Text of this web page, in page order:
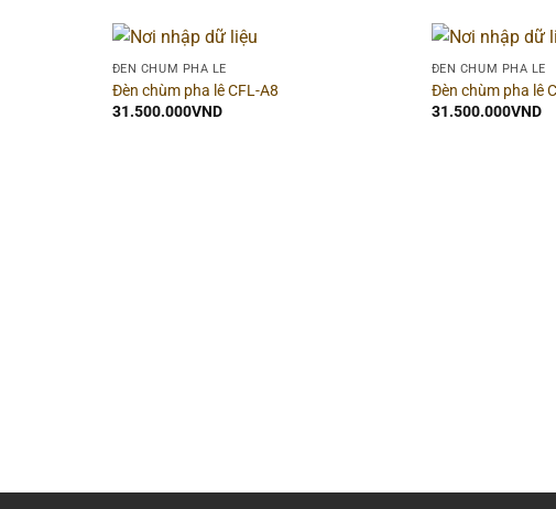
ĐÈN CHÙM PHA LÊ
Đèn chùm pha lê CFL-A8
31.500.000VND
ĐÈN CHÙM PHA LÊ
Đèn chùm pha lê
31.500.000VND